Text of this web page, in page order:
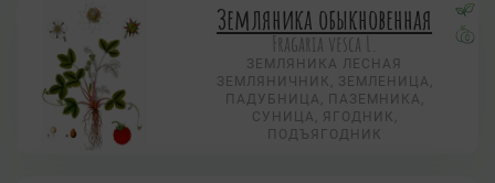
Земляника обыкновенная
Fragaria vesca L.
ЗЕМЛЯНИКА ЛЕСНАЯ
ЗЕМЛЯНИЧНИК, ЗЕМЛЕНИЦА,
ПАДУБНИЦА, ПАЗЕМНИКА,
СУНИЦА, ЯГОДНИК,
ПОДЪЯГОДНИК